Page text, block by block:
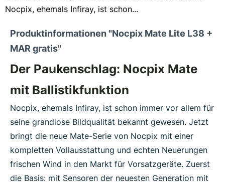
Nocpix, ehemals Infiray, ist schon...
Produktinformationen "Nocpix Mate Lite L38 +
MAR gratis"
Der Paukenschlag: Nocpix Mate
mit Ballistikfunktion
Nocpix, ehemals Infiray, ist schon immer vor allem für
seine grandiose Bildqualität bekannt gewesen. Jetzt
bringt die neue Mate-Serie von Nocpix mit einer
kompletten Vollausstattung und echten Neuerungen
frischen Wind in den Markt für Vorsatzgeräte. Zuerst
die Basis: mit Sensoren der neuesten Generation mit